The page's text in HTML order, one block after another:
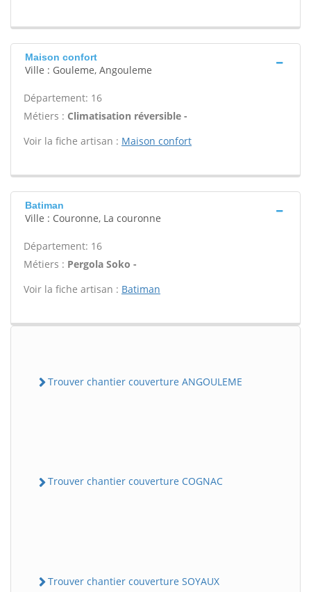
Maison confort
Ville : Gouleme, Angouleme
Département: 16
Métiers : Climatisation réversible -
Voir la fiche artisan : Maison confort
Batiman
Ville : Couronne, La couronne
Département: 16
Métiers : Pergola Soko -
Voir la fiche artisan : Batiman
Trouver chantier couverture ANGOULEME
Trouver chantier couverture COGNAC
Trouver chantier couverture SOYAUX